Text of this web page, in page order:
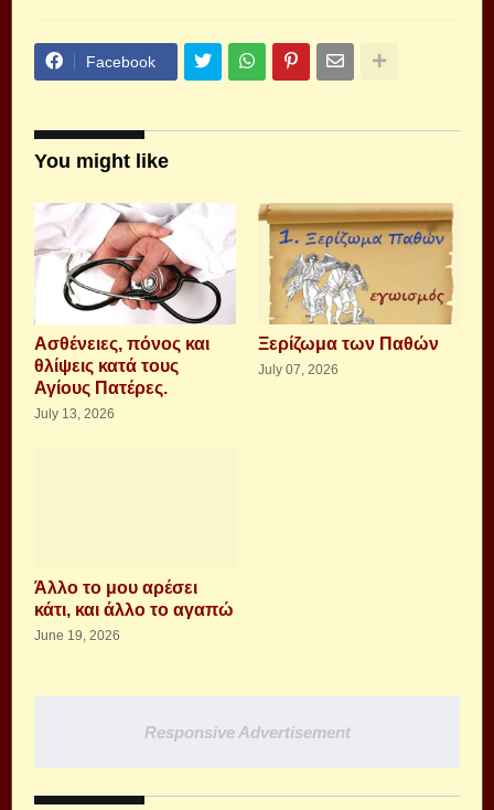
Facebook
You might like
Aσθένειες, πόνος και
θλίψεις κατά τους
Αγίους Πατέρες.
July 13, 2026
Ξερίζωμα των Παθών
July 07, 2026
Άλλο το μου αρέσει
κάτι, και άλλο το αγαπώ
June 19, 2026
Responsive Advertisement